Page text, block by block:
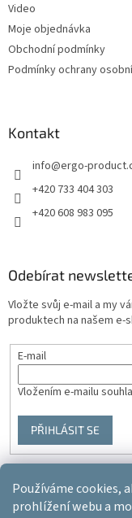
Používáme cookies,
prohlížení webu a
Video
Moje objednávka
Obchodní podmínky
Podmínky ochrany
Kontakt
info@ergo-
+420 733 404 303
+420 608 983 095
Odebírat
Vložte svůj e-mail a my
produktech na našem e-
E-mail
Vložením e-mailu
PŘIHLÁSIT SE